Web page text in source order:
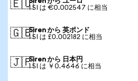
🇪🇺1 SI は €0.002547 に相当
🇬🇧Siren から 英ポンド
1 SI は £0.002182 に相当
🇯🇵Siren から 日本円
1 SI は ￥0.4646 に相当